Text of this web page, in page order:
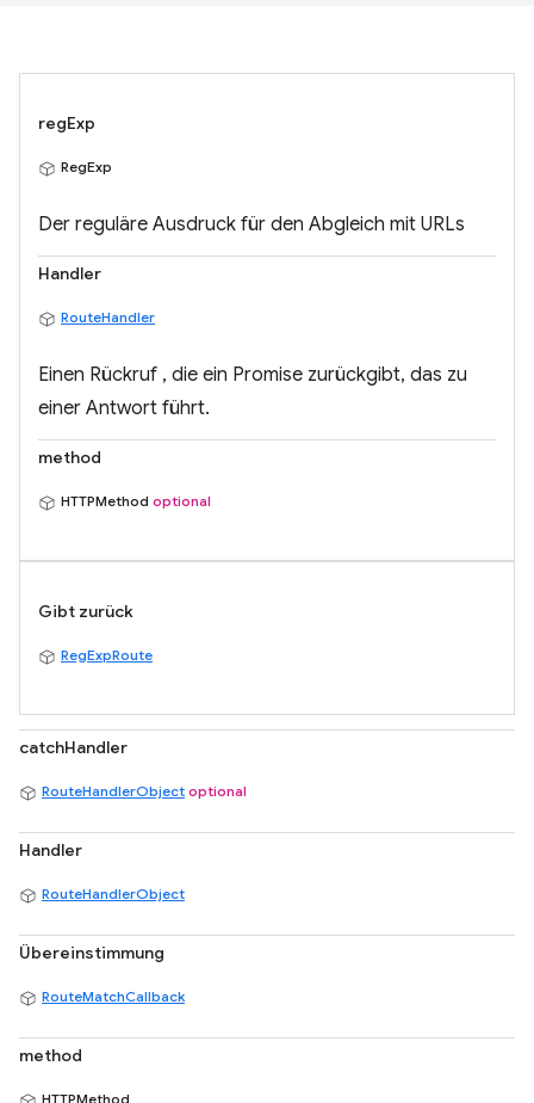
regExp
RegExp
Der reguläre Ausdruck für den Abgleich mit URLs
Handler
RouteHandler
Einen Rückruf , die ein Promise zurückgibt, das zu
einer Antwort führt.
method
HTTPMethod optional
Gibt zurück
RegExpRoute
catchHandler
RouteHandlerObject optional
Handler
RouteHandlerObject
Übereinstimmung
RouteMatchCallback
method
HTTPMethod